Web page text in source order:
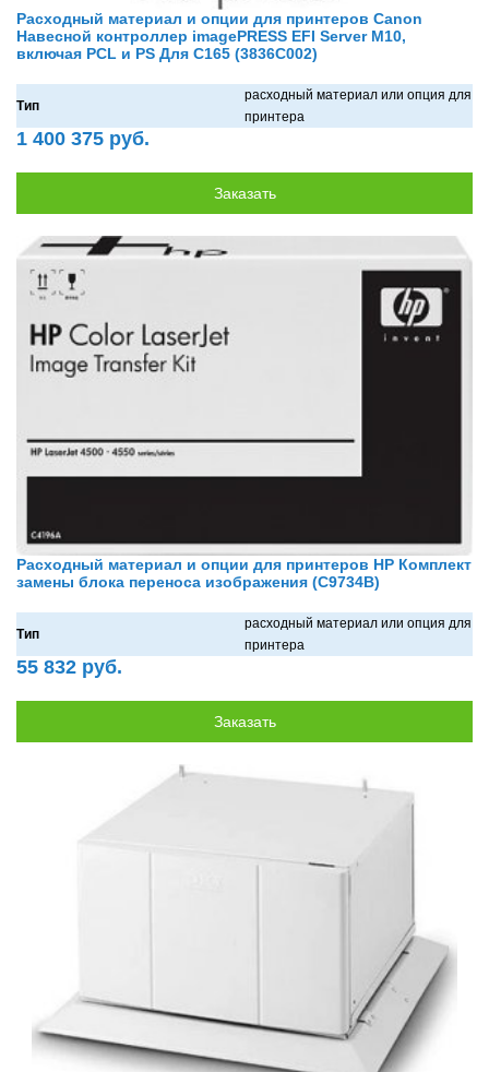
Расходный материал и опции для принтеров Canon
Навесной контроллер imagePRESS EFI Server M10,
включая PCL и PS Для C165 (3836C002)
Тип
рaсходный мaтериaл или опция для
принтерa
1 400 375 руб.
Расходный материал и опции для принтеров HP Комплект
замены блока переноса изображения (C9734B)
Тип
рaсходный мaтериaл или опция для
принтерa
55 832 руб.